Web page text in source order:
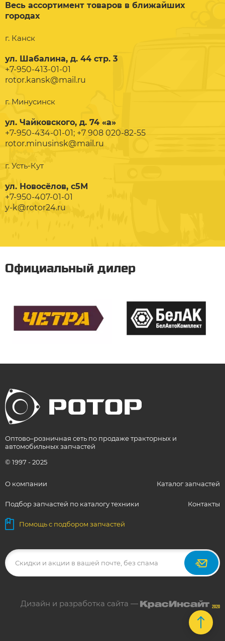
Весь ассортимент товаров в ближайших
городах
г. Канск
ул. Шабалина, д. 44 стр. 3
+7-950-413-01-01
rotor.kansk@mail.ru
г. Минусинск
ул. Чайковского, д. 74 «а»
+7-950-434-01-01; +7 908 020-82-55
rotor.minusinsk@mail.ru
г. Усть-Кут
ул. Новосёлов, с5М
+7-950-407-01-01
y-k@rotor24.ru
Официальный дилер
Оптово–розничная сеть по продаже тракторных и
автомобильных запчастей
© 1997 - 2025
О компании Каталог запчастей
Подбор запчастей по каталогу техники Контакты
Помощь с подбором запчастей
Дизайн и разработка сайта — 2020